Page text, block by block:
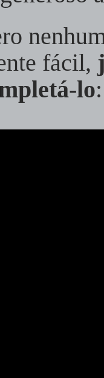
fácil,
lo: